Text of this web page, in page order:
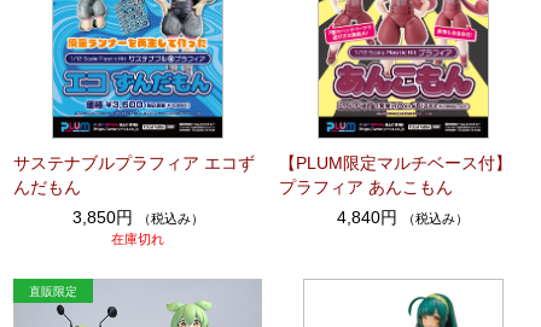
サステナブルプラフィア エコず
んだもん
3,850円
（税込み）
在庫切れ
【PLUM限定マルチベース付】
プラフィア あんこもん
4,840円
（税込み）